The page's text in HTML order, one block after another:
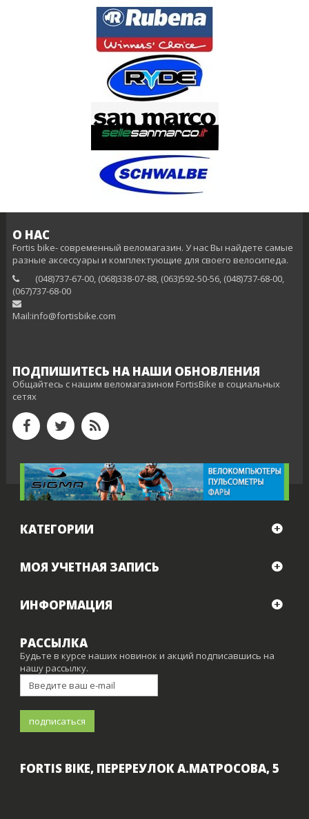
О НАС
Fortis bike- современный веломагазин. У нас Вы найдете самые
разные аксессуары и комплектующие для своего велосипеда.
(048)737-67-00, (068)338-07-88, (063)592-50-56, (048)737-68-00,
(‎067)737-68-00
Mail:info@fortisbike.com
ПОДПИШИТЕСЬ НА НАШИ ОБНОВЛЕНИЯ
Общайтесь с нашим веломагазином FortisBike в социальных
сетях
КАТЕГОРИИ
МОЯ УЧЕТНАЯ ЗАПИСЬ
ИНФОРМАЦИЯ
РАССЫЛКА
Будьте в курсе наших новинок и акций подписавшись на
нашу рассылку.
FORTIS BIKE, ПЕРЕРЕУЛОК А.МАТРОСОВА, 5